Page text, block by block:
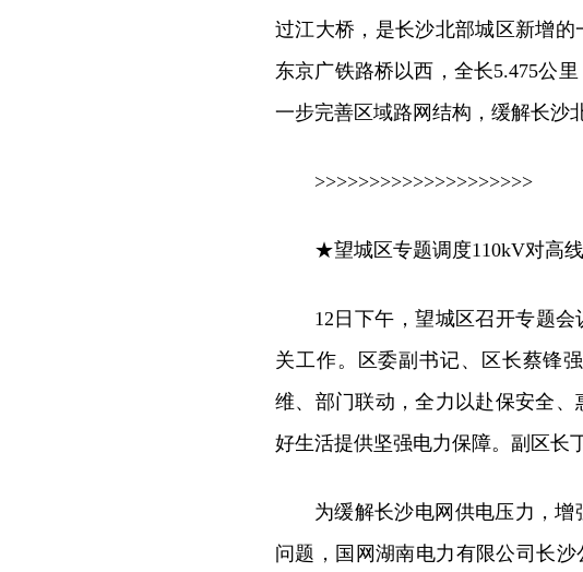
过江大桥，是长沙北部城区新增
东京广铁路桥以西，全长5.475公
一步完善区域路网结构，缓解长沙
>>>>>>>>>>>>>>>>>>>>
★望城区专题调度110kV对高
12日下午，望城区召开专题
关工作。区委副书记、区长蔡锋
维、部门联动，全力以赴保安全
好生活提供坚强电力保障。副区长
为缓解长沙电网供电压力，
问题，国网湖南电力有限公司长沙